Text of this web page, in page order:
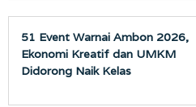
51 Event Warnai Ambon 2026,
Ekonomi Kreatif dan UMKM
Didorong Naik Kelas